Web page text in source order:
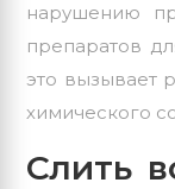
нарушению
препаратов
это вызывает
химического
Слить